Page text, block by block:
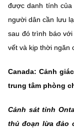
được danh tính
người dân cần lưu
sau đó trình báo
vết và kịp thời ngăn
Canada:Cảnh
trung tâm phòng
Cảnh sát tỉnh
thủ đoạn lừa đảo